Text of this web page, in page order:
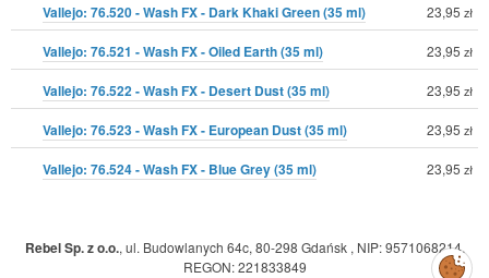
Vallejo: 76.520 - Wash FX - Dark Khaki Green (35 ml) 23,95 zł
Vallejo: 76.521 - Wash FX - Oiled Earth (35 ml) 23,95 zł
Vallejo: 76.522 - Wash FX - Desert Dust (35 ml) 23,95 zł
Vallejo: 76.523 - Wash FX - European Dust (35 ml) 23,95 zł
Vallejo: 76.524 - Wash FX - Blue Grey (35 ml) 23,95 zł
Rebel Sp. z o.o., ul. Budowlanych 64c, 80-298 Gdańsk, NIP: 9571068214,
REGON: 221833849
Zarządzaj
preferencjami
cookies